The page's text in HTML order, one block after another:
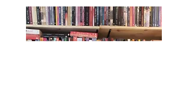
aborrece, por não conseguir
arranjar algum tempo para si
mesmo? Em Um minuto para